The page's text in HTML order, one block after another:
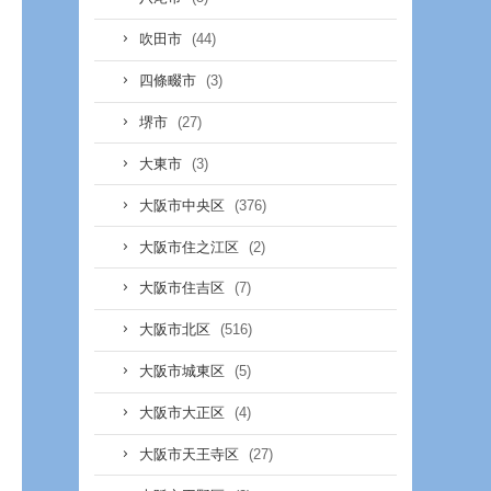
吹田市 (44)
四條畷市 (3)
堺市 (27)
大東市 (3)
大阪市中央区 (376)
大阪市住之江区 (2)
大阪市住吉区 (7)
大阪市北区 (516)
大阪市城東区 (5)
大阪市大正区 (4)
大阪市天王寺区 (27)